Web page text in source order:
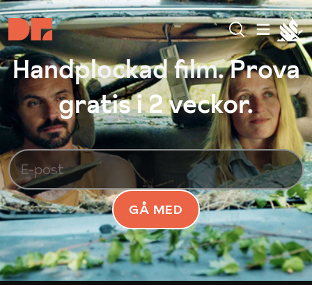
Handplockad film. Prova
gratis i 2 veckor.
GÅ MED